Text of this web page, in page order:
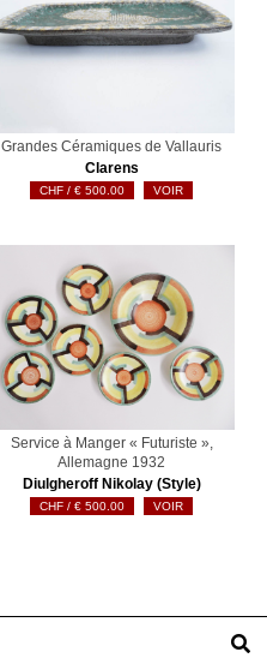
Grandes Céramiques de Vallauris
Clarens
€ 500.00 VOIR
Service à Manger « Futuriste »,
Allemagne 1932
Diulgheroff Nikolay (Style)
€ 500.00 VOIR